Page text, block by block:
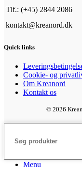
Tlf.: (+45) 2844 2086
kontakt@kreanord.dk
Quick links
Cookie- og
Om Kreanord
Kontakt os
© 2026
Menu